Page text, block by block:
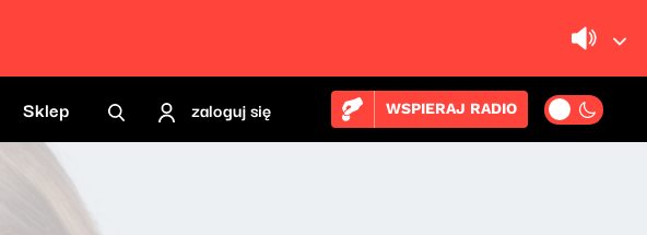
Sklep zaloguj się WSPIERAJ RADIO